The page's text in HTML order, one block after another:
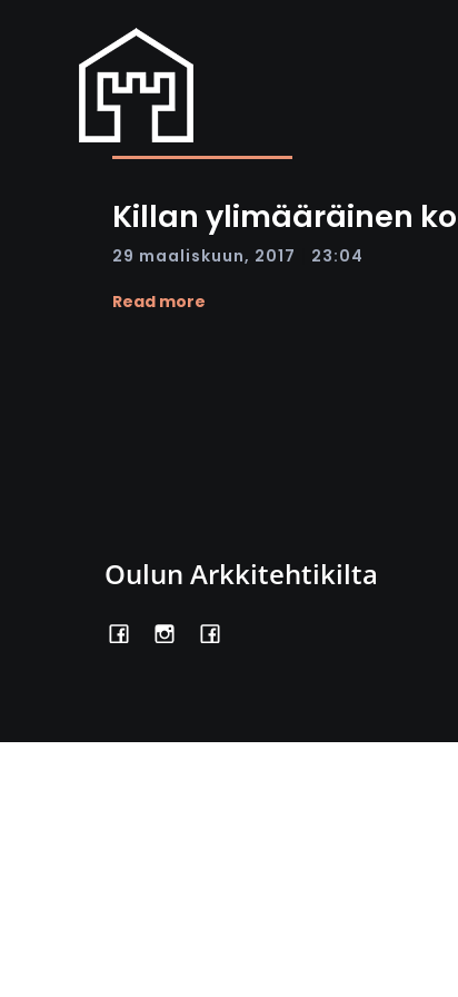
Killan ylimääräinen
29 maaliskuun, 2017 23:04
Read more
Oulun Arkkitehtikilta